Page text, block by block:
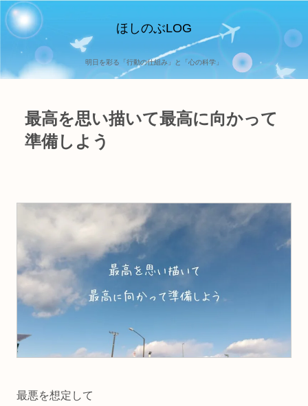
ほしのぶLOG
明日を彩る「行動の仕組み」と「心の科学」
最高を思い描いて最高に向かって
準備しよう
最悪を想定して